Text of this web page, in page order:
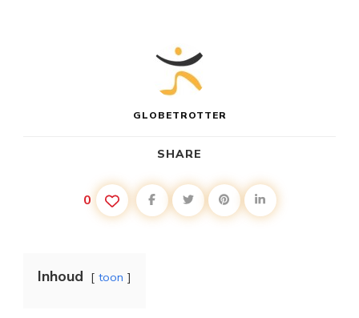
GLOBETROTTER
SHARE
0
Inhoud toon